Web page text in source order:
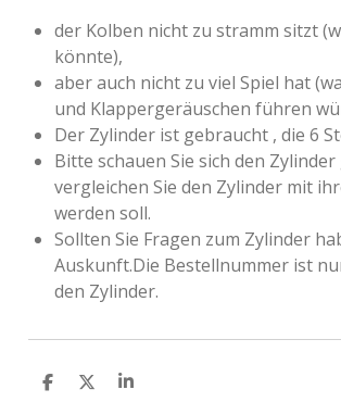
der Kolben nicht zu stramm sitzt
könnte),
aber auch nicht zu viel Spiel hat
und Klappergeräuschen führen
Der Zylinder ist gebraucht , die 6
Bitte schauen Sie sich den
vergleichen Sie den Zylinder mit
werden soll.
Sollten Sie Fragen zum Zylinder
Auskunft.Die Bestellnummer ist
den Zylinder.
T
T
T